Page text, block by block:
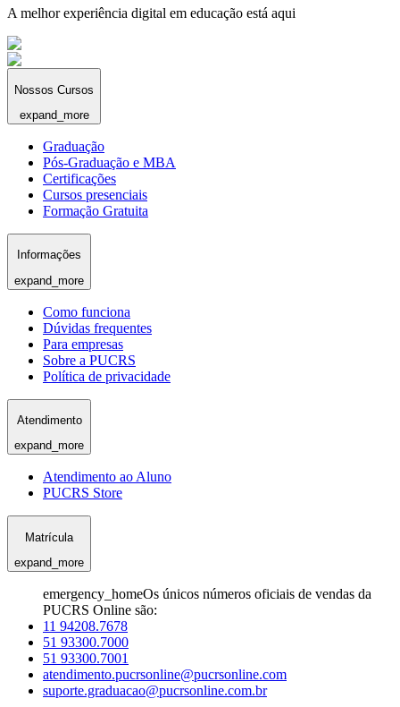
A melhor experiência digital em educação está aqui
Nossos Cursos
expand_more
Graduação
Pós-Graduação e MBA
Certificações
Cursos presenciais
Formação Gratuita
Informações
expand_more
Como funciona
Dúvidas frequentes
Para empresas
Sobre a PUCRS
Política de privacidade
Atendimento
expand_more
Atendimento ao Aluno
PUCRS Store
Matrícula
expand_more
emergency_homeOs únicos números oficiais de vendas da
PUCRS Online são:
11 94208.7678
51 93300.7000
51 93300.7001
atendimento.pucrsonline@pucrsonline.com
suporte.graduacao@pucrsonline.com.br